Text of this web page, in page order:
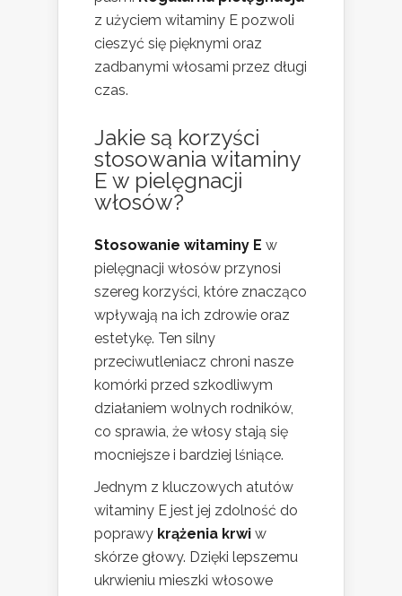
z użyciem witaminy E pozwoli
cieszyć się pięknymi oraz
zadbanymi włosami przez długi
czas.
Jakie są korzyści
stosowania witaminy
E w pielęgnacji
włosów?
Stosowanie witaminy E w
pielęgnacji włosów przynosi
szereg korzyści, które znacząco
wpływają na ich zdrowie oraz
estetykę. Ten silny
przeciwutleniacz chroni nasze
komórki przed szkodliwym
działaniem wolnych rodników,
co sprawia, że włosy stają się
mocniejsze i bardziej lśniące.
Jednym z kluczowych atutów
witaminy E jest jej zdolność do
poprawy krążenia krwi w
skórze głowy. Dzięki lepszemu
ukrwieniu mieszki włosowe